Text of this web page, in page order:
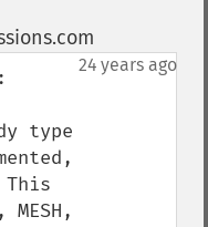
24 years ago
type
MESH,